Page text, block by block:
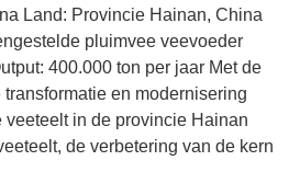
Land: Provincie Hainan, China
pluimvee veevoeder
400.000 ton per jaar Met de
en modernisering
veeteelt in de provincie Hainan
de verbetering van de kern